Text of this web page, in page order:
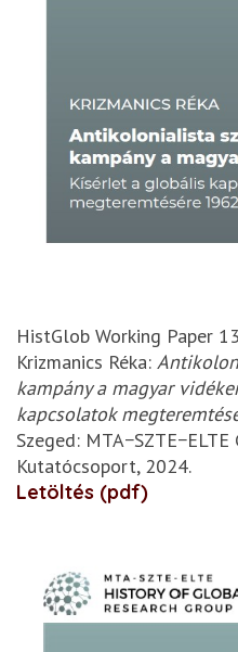
HistGlob Working Paper
Krizmanics Réka:
kampány a magyar
kapcsolatok
Szeged:
Kutatócsoport, 2024.
Letöltés (pdf)